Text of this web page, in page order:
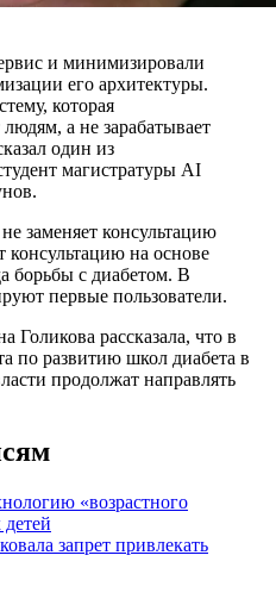
и минимизировали
его архитектуры.
которая
а не зарабатывает
один из
магистратуры AI
заменяет консультацию
консультацию на основе
борьбы с диабетом. В
первые пользователи.
Голикова рассказала, что в
по развитию школ диабета в
продолжат направлять
«возрастного
запрет привлекать